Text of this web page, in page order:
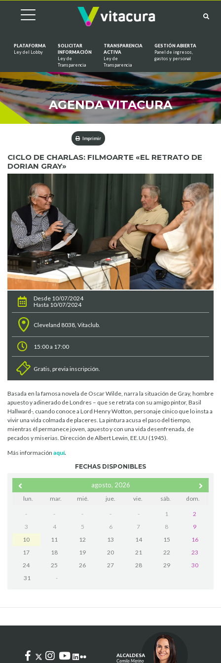
PLATAFORMA
Ley del Lobby
SOLICITAR
INFORMACIÓN
Ley de
Transparencia
TRANSPARENCIA
ACTIVA
Ley de
Transparencia
GESTIÓN ABIERTA
Panel de ingresos,
gastos y personal
AGENDA VITACURA
Imprimir
CICLO DE CHARLAS: FILMOARTE «EL RETRATO DE
DORIAN GRAY»
Desde 10/07/2024
Hasta 10/07/2024
Cleveland 8038, Vitaclub.
15:00 a 17:00
Gratis, previa inscripción.
Basada en la famosa novela de Oscar Wilde, narra la situación de Gray, hombre
apuesto y adinerado de Londres – que se retrata con su amigo pintor, Basil
Hallward-, cuando conoce a Lord Henry Wotton, personaje cínico que lo insta a
vivir una vida colmada de placeres. La pintura acusa el paso del tiempo,
mientras él permanece joven, apuesto y con una vida desenfrenada, de
pecados y miserias. Dirección de Albert Lewin, EE.UU (1945).
Más información aquí.
FECHAS DISPONIBLES
agosto, 2026
lun. mar. mié. jue. vie. sáb. dom.
- - - - - 1
2
3
4 5 6 7 8
9
10
11 12 13 14 15
16
17
18 19 20 21 22
23
24
25 26 27 28 29
30
31
-
ALCALDESA
Camila Merino